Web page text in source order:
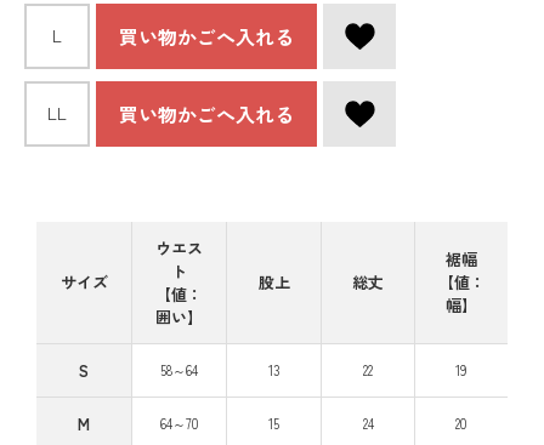
サイズ
ウエス
ト
【値：
囲い】
股上 総丈
裾幅
【値：
幅】
S 58～64 13 22 19
M 64～70 15 24 20
L 買い物かごへ入れる
LL 買い物かごへ入れる